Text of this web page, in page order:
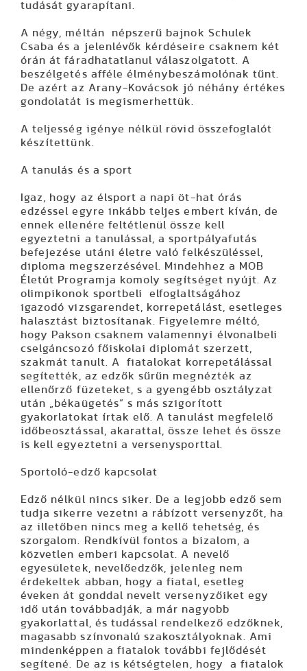
tudását gyarapítani.
A négy, méltán népszerű bajnok Schulek
Csaba és a jelenlévők kérdéseire csaknem két
órán át fáradhatatlanul válaszolgatott. A
beszélgetés afféle élménybeszámolónak tűnt.
De azért az Arany-Kovácsok jó néhány értékes
gondolatát is megismerhettük.
A teljesség igénye nélkül rövid összefoglalót
készítettünk.
A tanulás és a sport
Igaz, hogy az élsport a napi öt-hat órás
edzéssel egyre inkább teljes embert kíván, de
ennek ellenére feltétlenül össze kell
egyeztetni a tanulással, a sportpályafutás
befejezése utáni életre való felkészüléssel,
diploma megszerzésével. Mindehhez a MOB
Életút Programja komoly segítséget nyújt. Az
olimpikonok sportbeli elfoglaltságához
igazodó vizsgarendet, korrepetálást, esetleges
halasztást biztosítanak. Figyelemre méltó,
hogy Pakson csaknem valamennyi élvonalbeli
cselgáncsozó főiskolai diplomát szerzett,
szakmát tanult. A fiatalokat korrepetálással
segítették, az edzők sűrűn megnézték az
ellenőrző füzeteket, s a gyengébb osztályzat
után „békaügetés” s más szigorított
gyakorlatokat írtak elő. A tanulást megfelelő
időbeosztással, akarattal, össze lehet és össze
is kell egyeztetni a versenysporttal.
Sportoló-edző kapcsolat
Edző nélkül nincs siker. De a legjobb edző sem
tudja sikerre vezetni a rábízott versenyzőt, ha
az illetőben nincs meg a kellő tehetség, és
szorgalom. Rendkívül fontos a bizalom, a
közvetlen emberi kapcsolat. A nevelő
egyesületek, nevelőedzők, jelenleg nem
érdekeltek abban, hogy a fiatal, esetleg
éveken át gonddal nevelt versenyzőiket egy
idő után továbbadják, a már nagyobb
gyakorlattal, és tudással rendelkező edzőknek,
magasabb színvonalú szakosztályoknak. Ami
mindenképpen a fiatalok további fejlődését
segítené. De az is kétségtelen, hogy a fiatalok